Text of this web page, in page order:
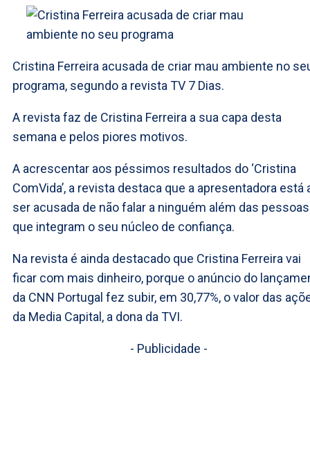
Cristina Ferreira acusada de criar mau ambiente no
programa, segundo a revista TV 7 Dias.
A revista faz de Cristina Ferreira a sua capa desta
semana e pelos piores motivos.
A acrescentar aos péssimos resultados do ‘Cristina
ComVida’, a revista destaca que a apresentadora está
ser acusada de não falar a ninguém além das pessoas
que integram o seu núcleo de confiança.
Na revista é ainda destacado que Cristina Ferreira vai
ficar com mais dinheiro, porque o anúncio do
da CNN Portugal fez subir, em 30,77%, o valor das
da Media Capital, a dona da TVI.
- Publicidade -